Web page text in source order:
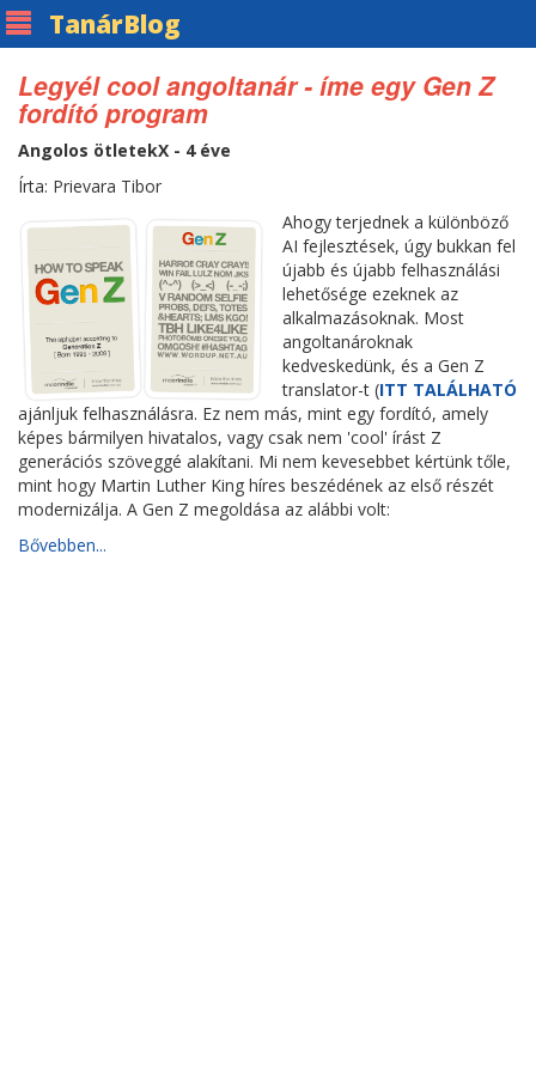
TanárBlog
Legyél cool angoltanár - íme egy Gen Z
fordító program
Angolos ötletekX - 4 éve
Írta: Prievara Tibor
Ahogy terjednek a különböző
AI fejlesztések, úgy bukkan fel
újabb és újabb felhasználási
lehetősége ezeknek az
alkalmazásoknak. Most
angoltanároknak
kedveskedünk, és a Gen Z
translator-t (ITT TALÁLHATÓ
ajánljuk felhasználásra. Ez nem más, mint egy fordító, amely
képes bármilyen hivatalos, vagy csak nem 'cool' írást Z
generációs szöveggé alakítani. Mi nem kevesebbet kértünk tőle,
mint hogy Martin Luther King híres beszédének az első részét
modernizálja. A Gen Z megoldása az alábbi volt:
Bővebben...